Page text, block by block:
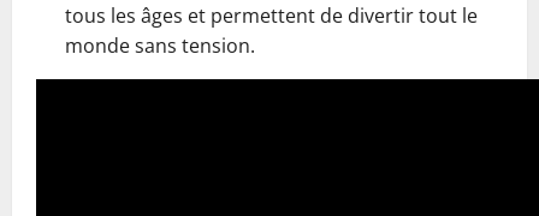
tous les âges et permettent de divertir tout le
monde sans tension.